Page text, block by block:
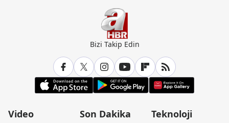
Bizi Takip Edin
Video
Son Dakika
Teknoloji